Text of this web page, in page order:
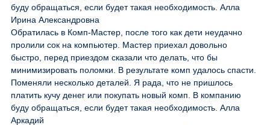
буду обращаться, если будет такая необходимость. Алла
Ирина Александровна
Обратилась в Комп-Мастер, после того как дети неудачно
пролили сок на компьютер. Мастер приехал довольно
быстро, перед приездом сказали что делать, что бы
минимизировать поломки. В результате комп удалось спасти.
Поменяли несколько деталей. Я рада, что не пришлось
платить кучу денег или покупать новый комп. В компанию
буду обращаться, если будет такая необходимость. Алла
Аркадий